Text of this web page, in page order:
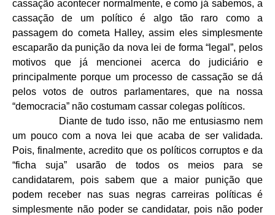
cassação acontecer normalmente, e como já sabemos, a
cassação de um político é algo tão raro como a
passagem do cometa Halley, assim eles simplesmente
escaparão da punição da nova lei de forma “legal”, pelos
motivos que já mencionei acerca do judiciário e
principalmente porque um processo de cassação se dá
pelos votos de outros parlamentares, que na nossa
“democracia” não costumam cassar colegas políticos.
Diante de tudo isso, não me entusiasmo nem
um pouco com a nova lei que acaba de ser validada.
Pois, finalmente, acredito que os políticos corruptos e da
“ficha suja” usarão de todos os meios para se
candidatarem, pois sabem que a maior punição que
podem receber nas suas negras carreiras políticas é
simplesmente não poder se candidatar, pois não poder